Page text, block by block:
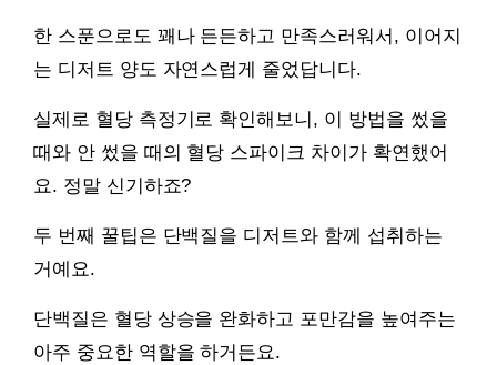
한 스푼으로도 꽤나 든든하고 만족스러워서, 이어지
는 디저트 양도 자연스럽게 줄었답니다.
실제로 혈당 측정기로 확인해보니, 이 방법을 썼을
때와 안 썼을 때의 혈당 스파이크 차이가 확연했어
요. 정말 신기하죠?
두 번째 꿀팁은 단백질을 디저트와 함께 섭취하는
거예요.
단백질은 혈당 상승을 완화하고 포만감을 높여주는
아주 중요한 역할을 하거든요.